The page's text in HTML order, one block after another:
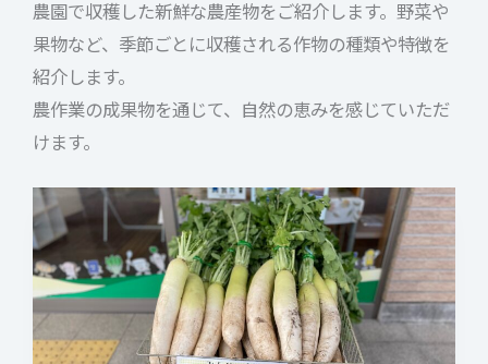
農園で収穫した新鮮な農産物をご紹介します。野菜や
果物など、季節ごとに収穫される作物の種類や特徴を
紹介します。
農作業の成果物を通じて、自然の恵みを感じていただ
けます。